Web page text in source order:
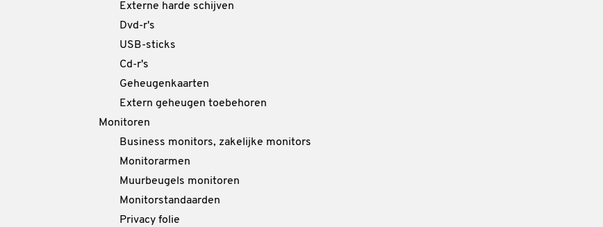
Externe harde schijven
Dvd-r's
USB-sticks
Cd-r's
Geheugenkaarten
Extern geheugen toebehoren
Monitoren
Business monitors, zakelijke monitors
Monitorarmen
Muurbeugels monitoren
Monitorstandaarden
Privacy folie